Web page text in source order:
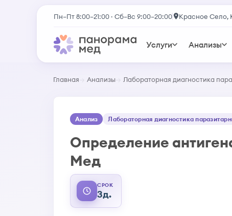
Пн–Пт 8:00–21:00 · Сб–Вс 9:00–20:00 Красное Село,
Услуги Анализы
Главная Анализы Лабораторная диагностика
Анализ Лабораторная диагностика
Определение
Мед
СРОК
3д.